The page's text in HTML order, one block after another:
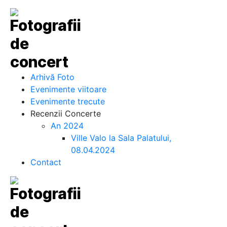
Arhivă Foto
Evenimente viitoare
Evenimente trecute
Recenzii Concerte
An 2024
Ville Valo la Sala Palatului,
08.04.2024
Contact